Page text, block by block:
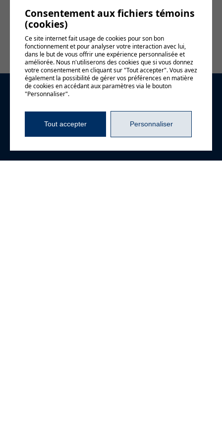
Voir le
complet
d'information
Consentement aux fichiers témoins
(cookies)
Ce site internet fait usage de cookies pour son bon
fonctionnement et pour analyser votre interaction avec lui,
dans le but de vous offrir une expérience personnalisée et
améliorée. Nous n'utiliserons des cookies que si vous donnez
votre consentement en cliquant sur "Tout accepter". Vous avez
également la possibilité de gérer vos préférences en matière
de cookies en accédant aux paramètres via le bouton
"Personnaliser".
Tout accepter Personnaliser